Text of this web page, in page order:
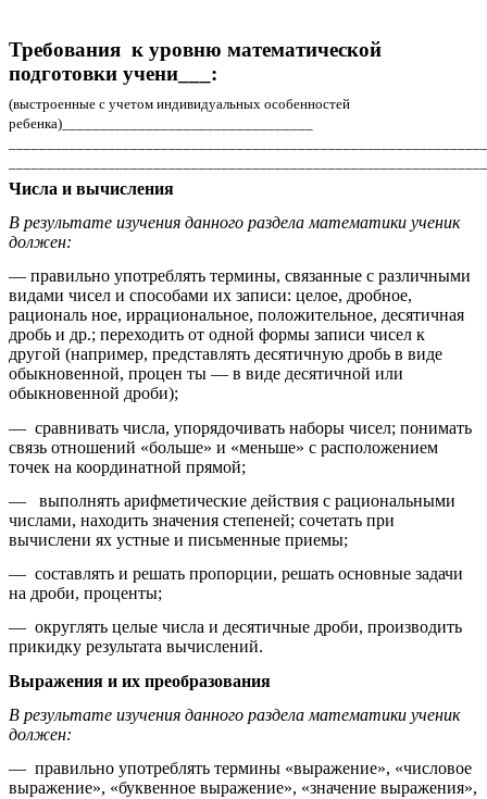
Требования к уровню математической
подготовки учени___:
(выстроенные с учетом индивидуальных особенностей
ребенка)_________________________________
Числа и вычисления
В результате изучения данного раздела математики ученик
должен:
— правильно употреблять термины, связанные с различными
видами чисел и способами их записи: целое, дробное,
рациональ ное, иррациональное, положительное, десятичная
дробь и др.; переходить от одной формы записи чисел к
другой (например, представлять десятичную дробь в виде
обыкновенной, процен ты — в виде десятичной или
обыкновенной дроби);
— сравнивать числа, упорядочивать наборы чисел; понимать
связь отношений «больше» и «меньше» с расположением
точек на координатной прямой;
— выполнять арифметические действия с рациональными
числами, находить значения степеней; сочетать при
вычислени ях устные и письменные приемы;
— составлять и решать пропорции, решать основные задачи
на дроби, проценты;
— округлять целые числа и десятичные дроби, производить
прикидку результата вычислений.
Выражения и их преобразования
В результате изучения данного раздела математики ученик
должен:
— правильно употреблять термины «выражение», «числовое
выражение», «буквенное выражение», «значение выражения»,